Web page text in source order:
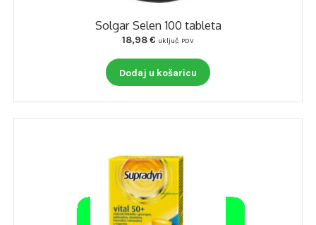
Solgar Selen 100 tableta
18,98€ uključ. PDV
Dodaj u košaricu